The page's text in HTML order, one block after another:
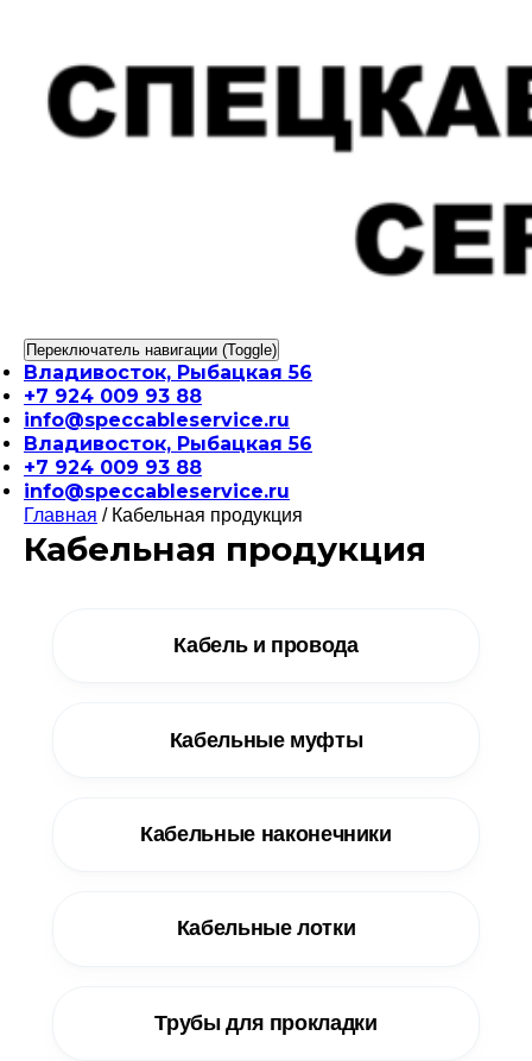
содержимому
Переключатель навигации (Toggle)
Владивосток, Рыбацкая 56
+7 924 009 93 88
info@speccableservice.ru
Владивосток, Рыбацкая 56
+7 924 009 93 88
info@speccableservice.ru
Главная / Кабельная продукция
Кабельная продукция
Кабель и провода
Кабельные муфты
Кабельные наконечники
Кабельные лотки
Трубы для прокладки